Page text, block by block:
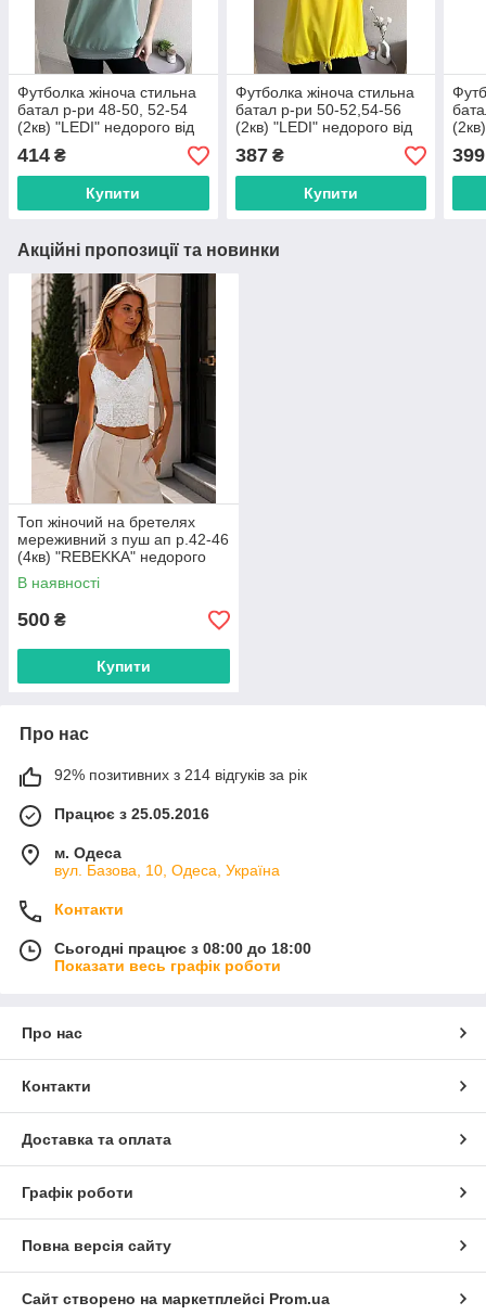
Футболка жіноча стильна
батал р-ри 48-50, 52-54
(2кв) "LEDI" недорого від
прямого постачальника
414 ₴
Купити
Футболка жіноча стильна
батал р-ри 50-52,54-56
(2кв) "LEDI" недорого від
прямого постачальника
387₴
Купити
399
Акційні пропозиції та новинки
Топ жіночий на бретелях
мереживний з пуш ап р.42-46
(4кв) "REBEKKA" недорого
гуртом від прямого
постачальника
В наявності
500 ₴
Купити
Про нас
92% позитивних з 214 відгуків за рік
Працює з 25.05.2016
м. Одеса
вул. Базова, 10, Одеса, Україна
Контакти
Сьогодні працює з 08:00 до 18:00
Показати весь графік роботи
Про нас
Контакти
Доставка та оплата
Графік роботи
Повна версія сайту
Сайт створено на маркетплейсі Prom.ua